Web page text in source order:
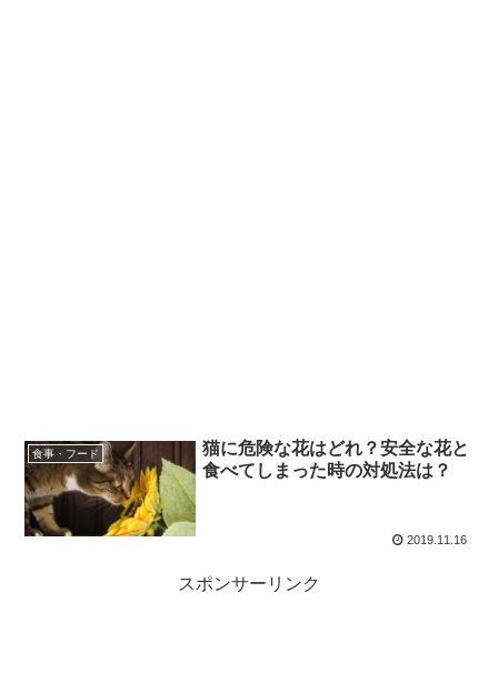
食事・フード
猫に危険な花はどれ？安全な花と
食べてしまった時の対処法は？
2019.11.16
スポンサーリンク